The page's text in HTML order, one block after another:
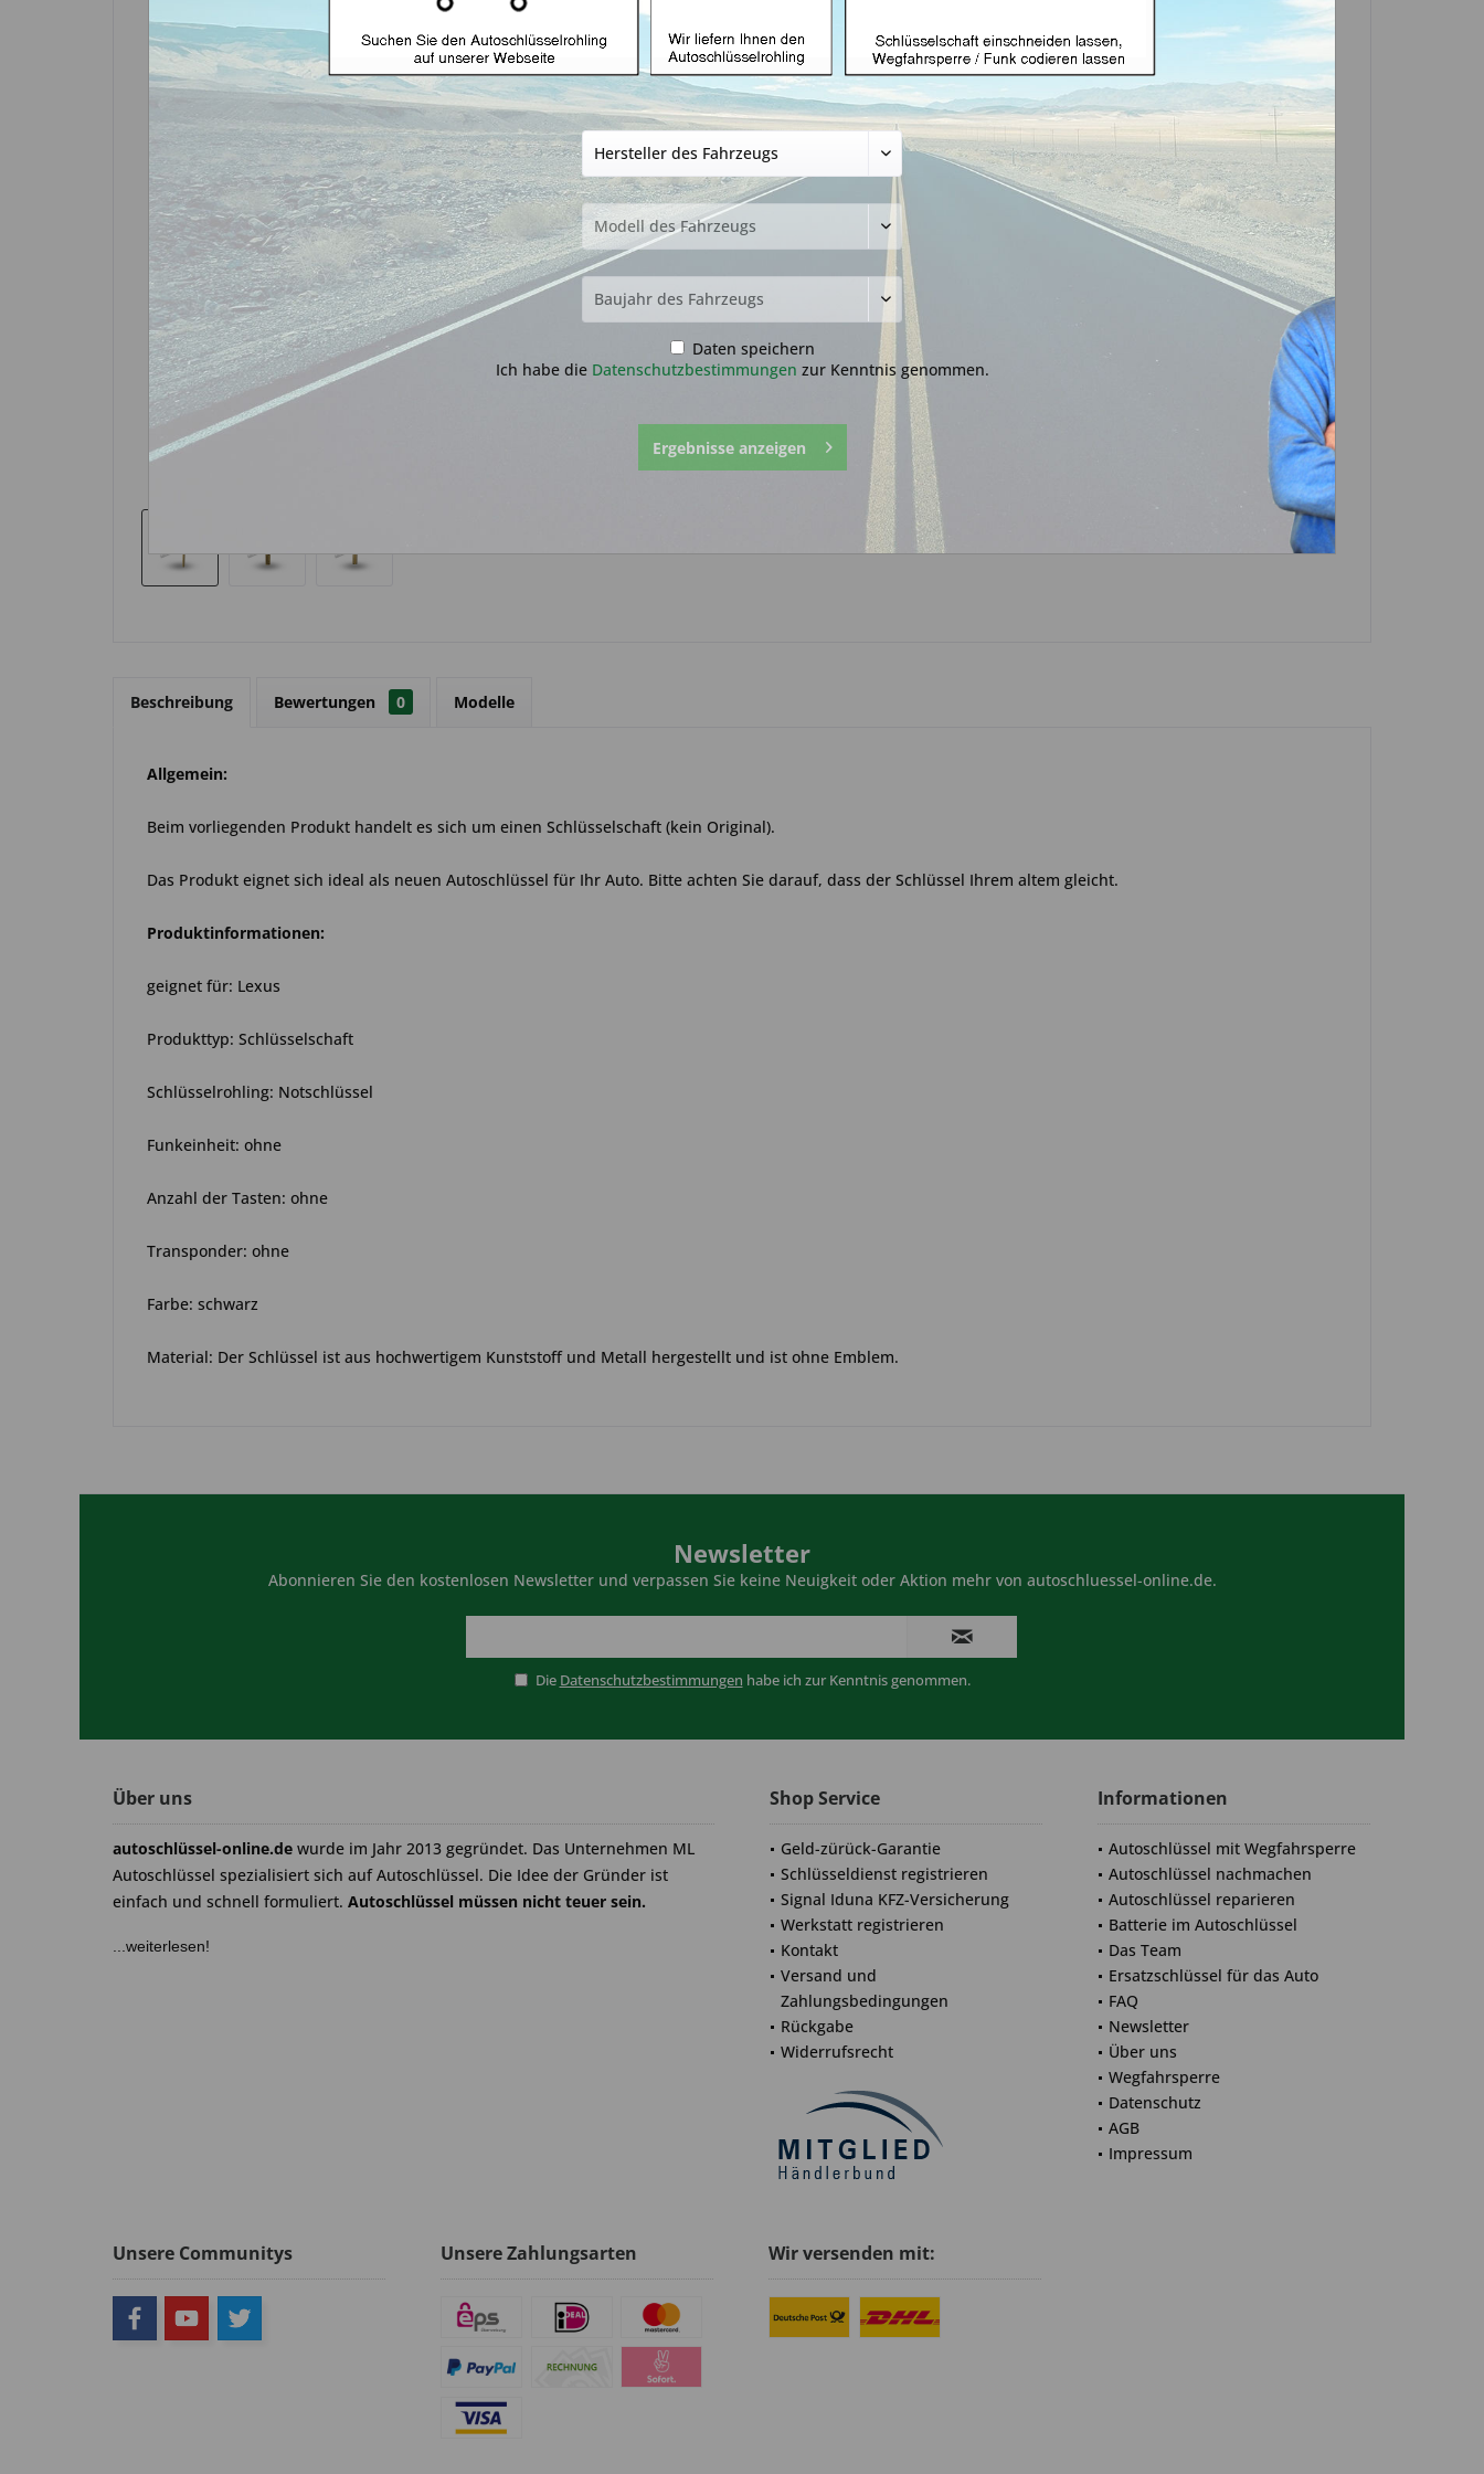
(Aftermarket Produkt)
12,99 € * 14,99 € * (13,34% gespart)
inkl. MwSt.zzgl. Versandkosten
Lieferzeit ca. 1-3 Werktage
In denWarenkorb
Fragen zum Artikel?
Artikel-Nr.:
Über WhatsApp anfragen
Beschreibung Bewertungen 0 Modelle
Allgemein:
Beim vorliegenden Produkt handelt es sich um einen Schlüsselschaft (kein Original).
Das Produkt eignet sich ideal als neuen Autoschlüssel für Ihr Auto. Bitte achten Sie darauf, dass der Schlüssel Ihrem altem gleicht.
Produktinformationen:
geignet für: Lexus
Produkttyp: Schlüsselschaft
Schlüsselrohling: Notschlüssel
Funkeinheit: ohne
Anzahl der Tasten: ohne
Transponder: ohne
Farbe: schwarz
Material: Der Schlüssel ist aus hochwertigem Kunststoff und Metall hergestellt und ist ohne Emblem.
Newsletter
Abonnieren Sie den kostenlosen Newsletter und verpassen Sie keine Neuigkeit oder Aktion mehr von autoschluessel-online.de.
Die Datenschutzbestimmungen habe ich zur Kenntnis genommen.
Über uns
autoschlüssel-online.de wurde im Jahr 2013 gegründet. Das Unternehmen ML
Autoschlüssel spezialisiert sich auf Autoschlüssel. Die Idee der Gründer ist
einfach und schnell formuliert. Autoschlüssel müssen nicht teuer sein.
...weiterlesen!
Shop Service
Geld-zürück-Garantie
Schlüsseldienst registrieren
Signal Iduna KFZ-Versicherung
Werkstatt registrieren
Kontakt
Versand und
Zahlungsbedingungen
Rückgabe
Widerrufsrecht
Informationen
Autoschlüssel mit Wegfahrsperre
Autoschlüssel nachmachen
Autoschlüssel reparieren
Batterie im Autoschlüssel
Das Team
Ersatzschlüssel für das Auto
FAQ
Newsletter
Über uns
Wegfahrsperre
Datenschutz
AGB
Impressum
Unsere Communitys Unsere Zahlungsarten Wir versenden mit:
Daten speichern
Ich habe die Datenschutzbestimmungen zur Kenntnis genommen.
Ergebnisse anzeigen